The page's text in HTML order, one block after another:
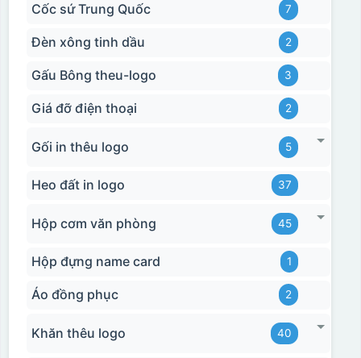
Cốc sứ Trung Quốc 7
Đèn xông tinh dầu 2
Gấu Bông theu-logo 3
Giá đỡ điện thoại 2
Gối in thêu logo 5
Heo đất in logo 37
Hộp cơm văn phòng 45
Hộp đựng name card 1
Áo đồng phục 2
Khăn thêu logo 40